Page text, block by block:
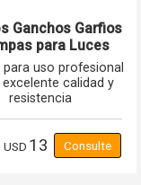
Ganchos Garfios
para Luces
G-13 GCM
para uso profesional
excelente calidad y
resistencia
USD 13